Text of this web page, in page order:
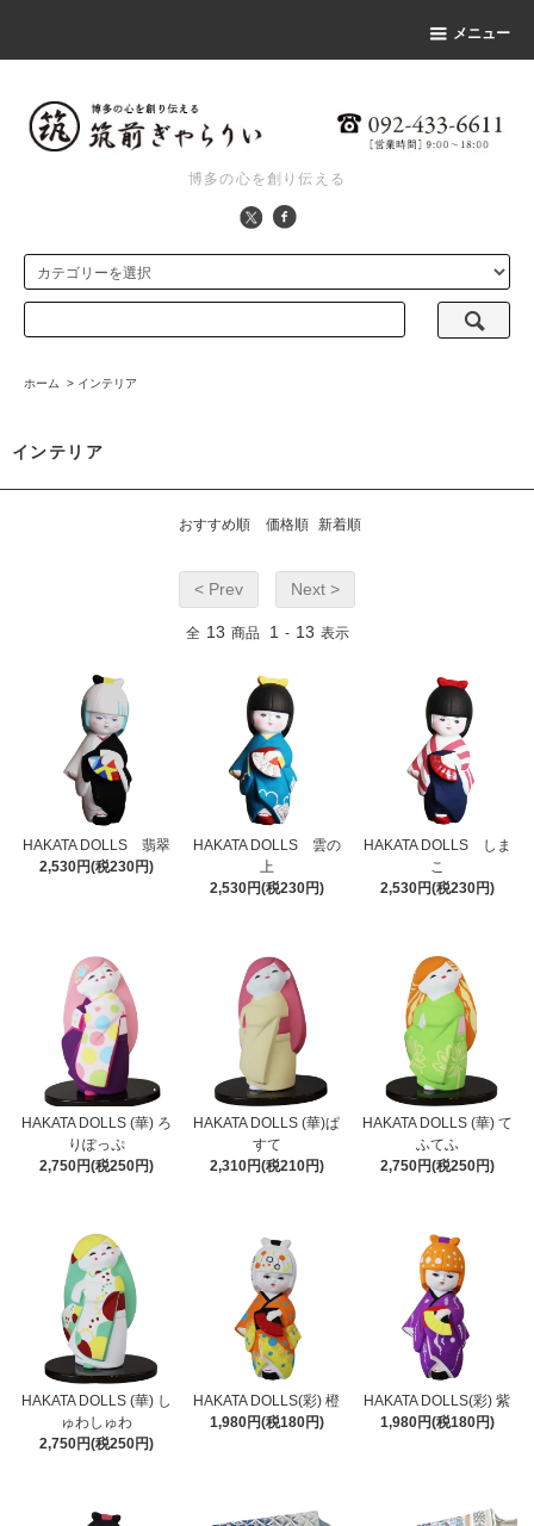
メニュー
博多の心を創り伝える
ホーム > インテリア
インテリア
おすすめ順 価格順 新着順
< Prev Next >
全 13 商品 1 - 13 表示
HAKATA DOLLS 翡翠
2,530円(税230円)
HAKATA DOLLS 雲の
上
2,530円(税230円)
HAKATA DOLLS しま
こ
2,530円(税230円)
HAKATA DOLLS (華) ろ
りぽっぷ
2,750円(税250円)
HAKATA DOLLS (華)ぱ
すて
2,310円(税210円)
HAKATA DOLLS (華) て
ふてふ
2,750円(税250円)
HAKATA DOLLS (華) し
ゅわしゅわ
2,750円(税250円)
HAKATA DOLLS(彩) 橙
1,980円(税180円)
HAKATA DOLLS(彩) 紫
1,980円(税180円)